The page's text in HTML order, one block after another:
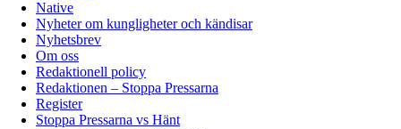
Native
Nyheter om kungligheter och kändisar
Nyhetsbrev
Om oss
Redaktionell policy
Redaktionen – Stoppa Pressarna
Register
Stoppa Pressarna vs Hänt